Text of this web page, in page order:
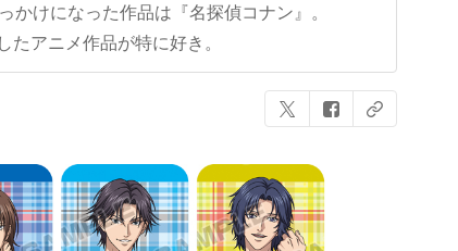
かけになった作品は『名探偵コナン』。
たアニメ作品が特に好き。